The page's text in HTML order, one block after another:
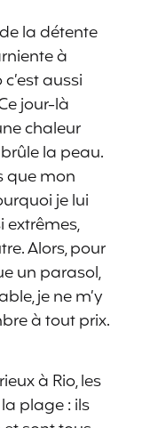
la détente
à
aussi
jour-là
chaleur
la peau.
que mon
je lui
Alors, pour
un parasol,
je ne m’y
à tout prix.
à Rio, les
plage : ils